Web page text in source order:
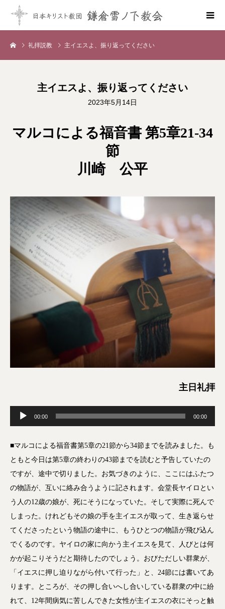
礼拝説教 主イエスよ、振り返ってください
主イエスよ、振り返ってください
2023年5月14日
マルコによる福音書 第5章21-34
節
川崎 公平
主日礼拝
声
00:00 00:00
■マルコによる福音書第5章の21節から34節までを読みました。も
ともと今日は第5章の終わりの43節までを読むと予告していたの
ですが、途中で切りました。お気づきのように、ここにはふたつ
の物語が、互いに絡み合うように記されます。会堂長ヤイロとい
う人の12歳の娘が、死にそうになっていた。そして実際に死んで
しまった。けれどもその娘の手を主イエスが取って、生き返らせ
てくださったという物語の途中に、もうひとつの物語が飛び込ん
でくるのです。ヤイロの家に向かう主イエスを見て、人びとは何
かが起こりそうだと期待したのでしょう。おびただしい群衆が、
「イエスに押し迫りながら付いて行った」と、24節には書いてあ
ります。ところが、その押し合いへし合いしている群衆の中に紛
れて、12年間病気に苦しんできた女性が主イエスの衣にそっと触